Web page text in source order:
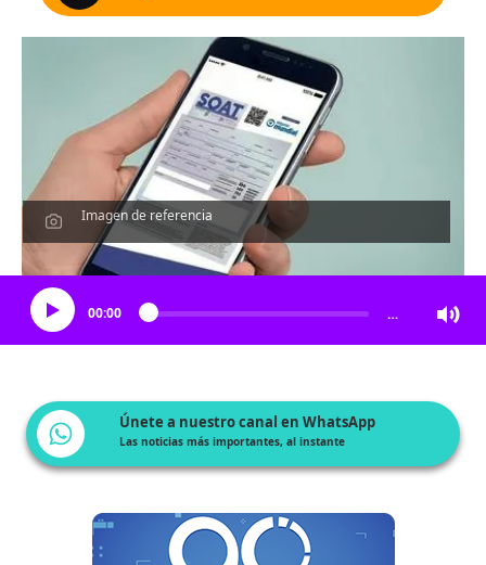
Imagen de referencia
Escucha el artículo
00:00 …
Únete a nuestro canal en WhatsApp
Las noticias más importantes, al instante